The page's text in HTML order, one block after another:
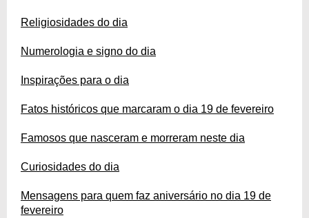
Religiosidades do dia
Numerologia e signo do dia
Inspirações para o dia
Fatos históricos que marcaram o dia 19 de fevereiro
Famosos que nasceram e morreram neste dia
Curiosidades do dia
Mensagens para quem faz aniversário no dia 19 de
fevereiro